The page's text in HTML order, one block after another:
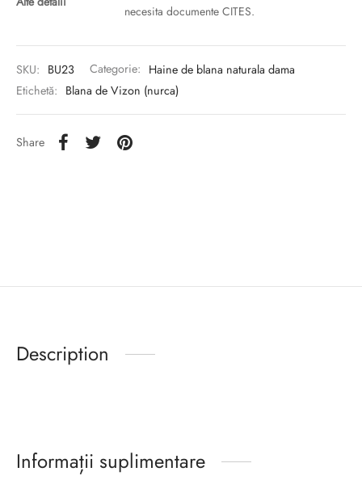
necesita documente CITES.
SKU: BU23 Categorie: Haine de blana naturala dama
Etichetă: Blana de Vizon (nurca)
Share
Description
Informații suplimentare